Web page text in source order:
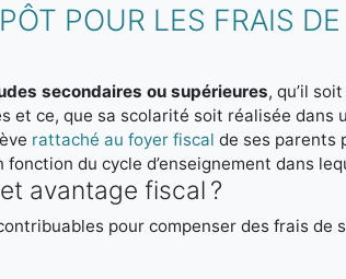
POUR LES FRAIS
secondaires ou supérieures, qu’il
et ce, que sa scolarité soit réalisée dans
rattaché au foyer fiscal de ses parents
du cycle d’enseignement dans
avantage fiscal ?
pour compenser des frais de